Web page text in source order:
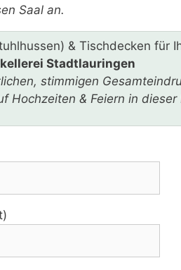
Saal an.
& Tischdecken für
Stadtlauringen
stimmigen
Hochzeiten & Feiern in dieser